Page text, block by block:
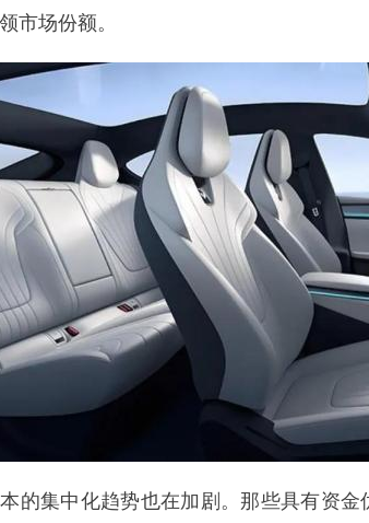
市场份额。
的集中化趋势也在加剧。那些具有资